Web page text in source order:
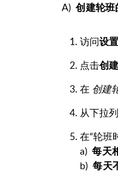
A)创建轮班
访问设置
点击创
在 创建
从下拉
在“轮班
a)每天
b)每天